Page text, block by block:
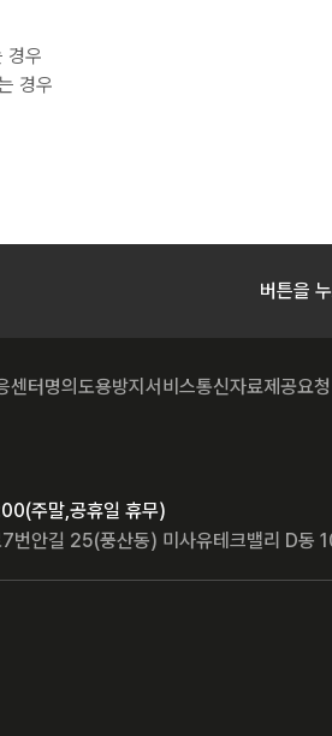
경우
경우
버튼을
센터명의도용방지서비스통신자료제공요청
주말,공휴일 휴무)
번안길 25(풍산동) 미사유테크밸리 D동